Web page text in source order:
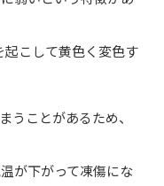
こして黄色く変色す
うことがあるため、
が下がって凍傷にな